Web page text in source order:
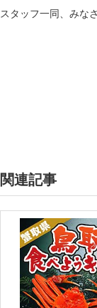
スタッフ一同、みな
関連記事